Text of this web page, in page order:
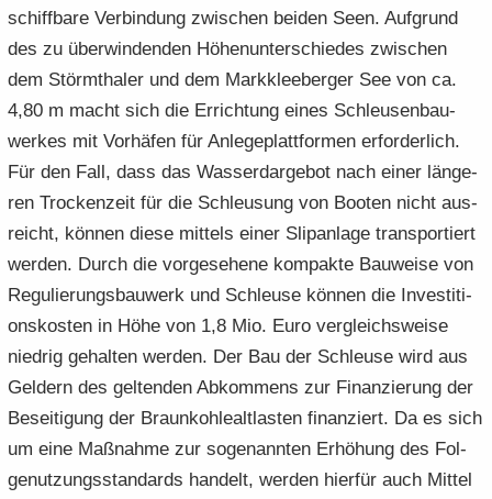
schiff­ba­re Ver­bin­dung zwi­schen bei­den Seen. Auf­grund
des zu über­win­den­den Hö­hen­un­ter­schie­des zwi­schen
dem Störm­tha­ler und dem Mark­klee­ber­ger See von ca.
4,80 m macht sich die Er­rich­tung eines Schleu­sen­bau­
wer­kes mit Vor­hä­fen für An­le­ge­platt­for­men er­for­der­lich.
Für den Fall, dass das Was­ser­dar­ge­bot nach einer län­ge­
ren Tro­cken­zeit für die Schleu­sung von Boo­ten nicht aus­
reicht, kön­nen diese mit­tels einer Slipan­la­ge trans­por­tiert
wer­den. Durch die vor­ge­se­he­ne kom­pak­te Bau­wei­se von
Re­gu­lie­rungs­bau­werk und Schleu­se kön­nen die In­ves­ti­ti­
ons­kos­ten in Höhe von 1,8 Mio. Euro ver­gleichs­wei­se
nied­rig ge­hal­ten wer­den. Der Bau der Schleu­se wird aus
Gel­dern des gel­ten­den Ab­kom­mens zur Fi­nan­zie­rung der
Be­sei­ti­gung der Braun­koh­le­alt­las­ten fi­nan­ziert. Da es sich
um eine Maß­nah­me zur so­ge­nann­ten Er­hö­hung des Fol­
ge­nut­zungs­stan­dards han­delt, wer­den hier­für auch Mit­tel